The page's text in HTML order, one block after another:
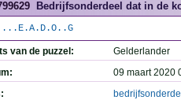
Bedrijfsonderdeel dat in de
van de puzzel:
Gelderlander
09 maart 2020